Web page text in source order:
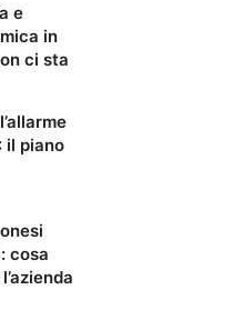
e
in
ci sta
il piano
cosa